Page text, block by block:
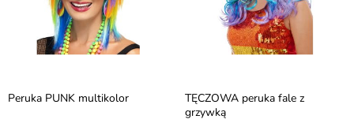
Peruka PUNK multikolor
TĘCZOWA peruka fale z
grzywką